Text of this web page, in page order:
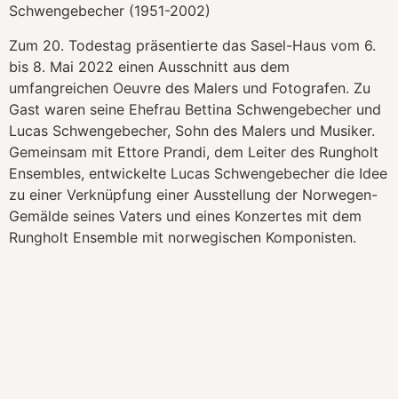
Schwengebecher (1951-2002)
Zum 20. Todestag präsentierte das Sasel-Haus vom 6.
bis 8. Mai 2022 einen Ausschnitt aus dem
umfangreichen Oeuvre des Malers und Fotografen. Zu
Gast waren seine Ehefrau Bettina Schwengebecher und
Lucas Schwengebecher, Sohn des Malers und Musiker.
Gemeinsam mit Ettore Prandi, dem Leiter des Rungholt
Ensembles, entwickelte Lucas Schwengebecher die Idee
zu einer Verknüpfung einer Ausstellung der Norwegen-
Gemälde seines Vaters und eines Konzertes mit dem
Rungholt Ensemble mit norwegischen Komponisten.